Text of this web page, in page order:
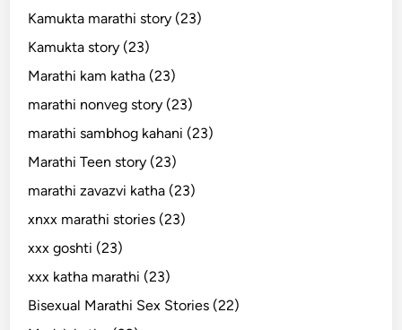
Kamukta marathi story (23)
Kamukta story (23)
Marathi kam katha (23)
marathi nonveg story (23)
marathi sambhog kahani (23)
Marathi Teen story (23)
marathi zavazvi katha (23)
xnxx marathi stories (23)
xxx goshti (23)
xxx katha marathi (23)
Bisexual Marathi Sex Stories (22)